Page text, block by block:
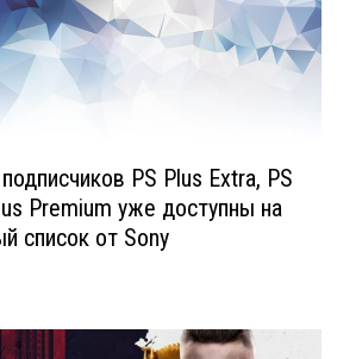
PS Plus Extra, PS
Premium уже доступны на
список от Sony